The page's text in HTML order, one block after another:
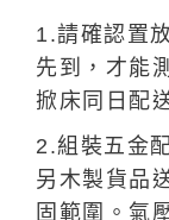
1.請確認置
先到，才能
掀床同日配
2.組裝五金
另木製貨品
固範圍。氣